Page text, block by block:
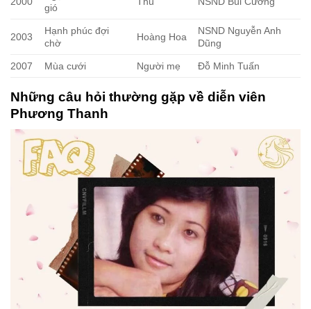
gió
2003
Hạnh phúc đợi
chờ
Hoàng Hoa
NSND Nguyễn Anh
Dũng
2007 Mùa cưới Người mẹ Đỗ Minh Tuấn
Những câu hỏi thường gặp về diễn viên
Phương Thanh